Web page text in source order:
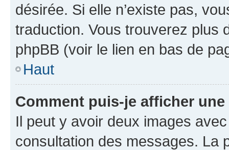
désirée. Si elle n’existe pas,
traduction. Vous trouverez plus
phpBB (voir le lien en bas de
Haut
Comment puis-je afficher
Il peut y avoir deux images
consultation des messages. La